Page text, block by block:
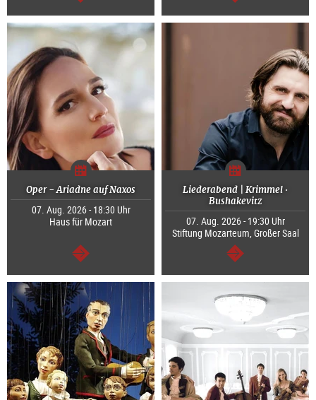
weiter weiter
Oper - Ariadne auf Naxos
07. Aug. 2026 - 18:30 Uhr
Haus für Mozart
weiter
Liederabend | Krimmel ·
Bushakevitz
07. Aug. 2026 - 19:30 Uhr
Stiftung Mozarteum, Großer Saal
weiter